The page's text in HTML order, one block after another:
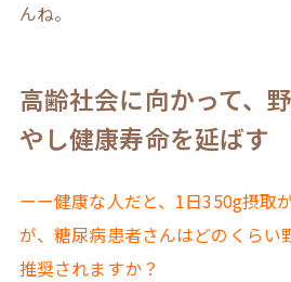
んね。
高齢社会に向かって、
やし健康寿命を延ばす
ーー健康な人だと、1日350g摂取
が、糖尿病患者さんはどのくらい
推奨されますか？